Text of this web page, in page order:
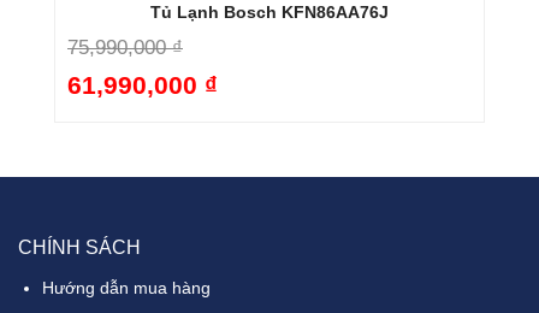
Tủ Lạnh Bosch KFN86AA76J
75,990,000 ₫
61,990,000 ₫
CHÍNH SÁCH
Hướng dẫn mua hàng